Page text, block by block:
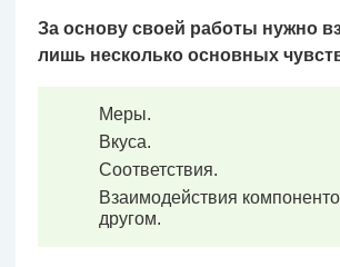
За основу своей работы нужно
лишь несколько основных
Меры.
Вкуса.
Соответствия.
Взаимодействия
другом.